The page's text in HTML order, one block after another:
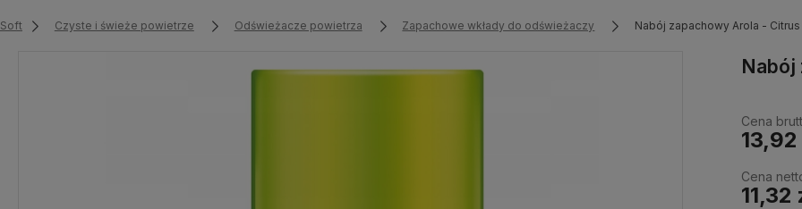
Soft Czyste i świeże powietrze Odświeżacze powietrza Zapachowe wkłady do odświeżaczy Nabój zapachowy Arola -
Nabój
Cena
13,92
Cena
11,32